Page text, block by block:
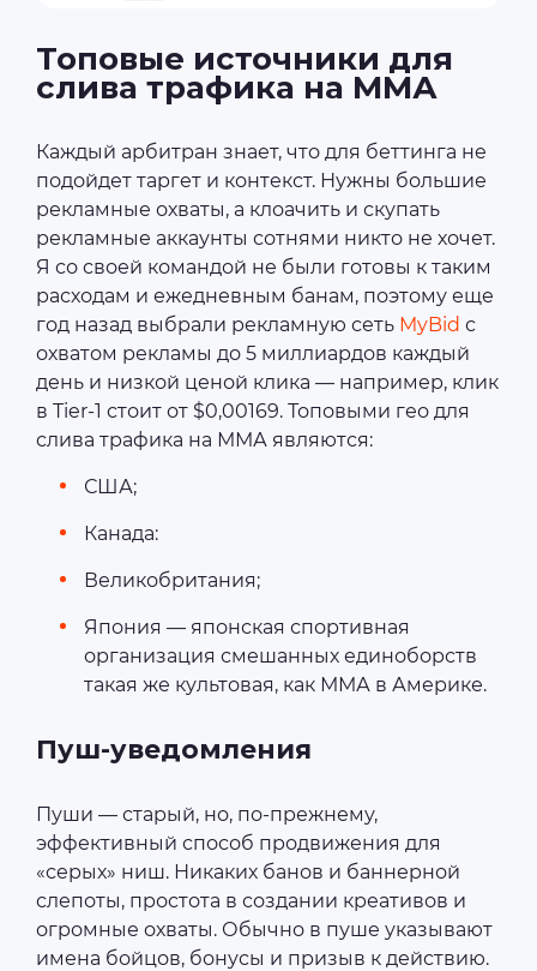
Топовые источники для
слива трафика на ММА
Каждый арбитран знает, что для беттинга не
подойдет таргет и контекст. Нужны большие
рекламные охваты, а клоачить и скупать
рекламные аккаунты сотнями никто не хочет.
Я со своей командой не были готовы к таким
расходам и ежедневным банам, поэтому еще
год назад выбрали рекламную сеть MyBid с
охватом рекламы до 5 миллиардов каждый
день и низкой ценой клика — например, клик
в Tier-1 стоит от $0,00169. Топовыми гео для
слива трафика на ММА являются:
США;
Канада:
Великобритания;
Япония — японская спортивная
организация смешанных единоборств
такая же культовая, как ММА в Америке.
Пуш-уведомления
Пуши — старый, но, по-прежнему,
эффективный способ продвижения для
«серых» ниш. Никаких банов и баннерной
слепоты, простота в создании креативов и
огромные охваты. Обычно в пуше указывают
имена бойцов, бонусы и призыв к действию.